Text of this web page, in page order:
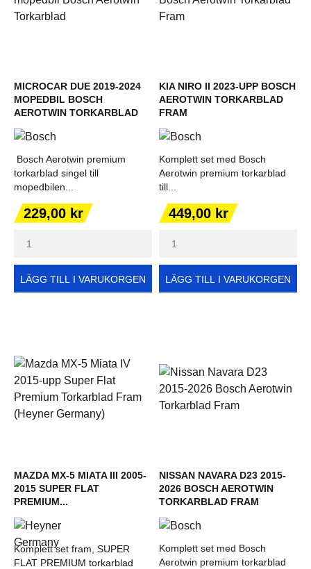
MICROCAR DUE 2019-2024
MOPEDBIL BOSCH
AEROTWIN TORKARBLAD
Bosch Aerotwin premium
torkarblad singel till
mopedbilen...
Pris
229,00 kr
LÄGG TILL I VARUKORGEN
KIA NIRO II 2023-UPP BOSCH
AEROTWIN TORKARBLAD
FRAM
Komplett set med Bosch
Aerotwin premium torkarblad
till...
Pris
449,00 kr
LÄGG TILL I VARUKORGEN
MAZDA MX-5 MIATA III 2005-
2015 SUPER FLAT
PREMIUM...
Komplett set fram, SUPER
FLAT PREMIUM torkarblad
NISSAN NAVARA D23 2015-
2026 BOSCH AEROTWIN
TORKARBLAD FRAM
Komplett set med Bosch
Aerotwin premium torkarblad